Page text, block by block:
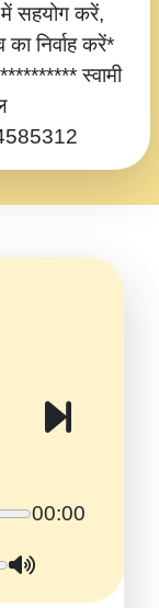
में सहयोग करें,
निर्वाह करें*
स्वामी
00:00